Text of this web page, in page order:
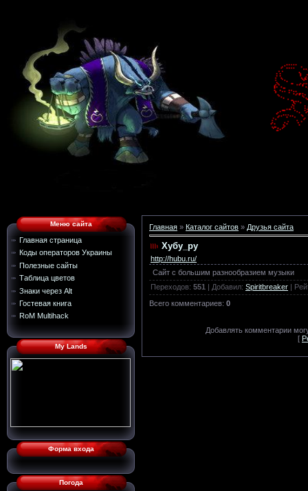
Меню сайта
Главная страница
Коды операторов Украины
Полезные сайты
Таблица цветов
Знаки через Alt
Гостевая книга
RoM Multihack
My Lands
Форма входа
Погода
Главная » Каталог сайтов » Друзья сайта
Хубу_ру
http://hubu.ru/
Сайт с большим разнообразием музыки
Переходов: 551 | Добавил: Spiritbreaker |
Всего комментариев: 0
Добавлять комментарии
[